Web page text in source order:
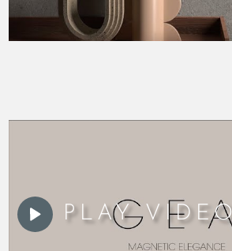
PLAY VIDEO